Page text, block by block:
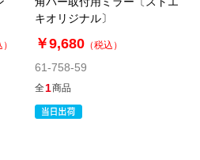
キオリジナル〕
￥9,680 （税込）
61-758-59
全1商品